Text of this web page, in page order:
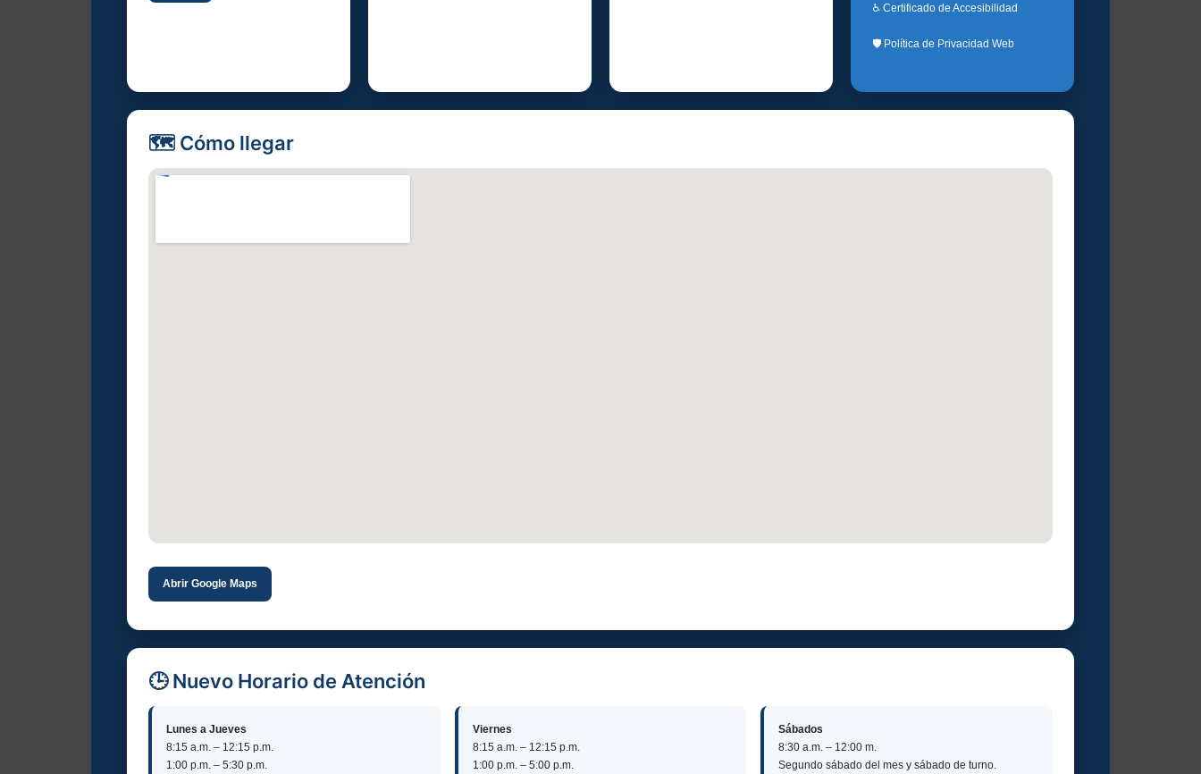
♿ Certificado de Accesibilidad
🛡️ Política de Privacidad Web
🗺️ Cómo llegar
Abrir Google Maps
🕒 Nuevo Horario de Atención
Lunes a Jueves
8:15 a.m. – 12:15 p.m.
1:00 p.m. – 5:30 p.m.
Viernes
8:15 a.m. – 12:15 p.m.
1:00 p.m. – 5:00 p.m.
Sábados
8:30 a.m. – 12:00 m.
Segundo sábado del mes y sábado de turno.